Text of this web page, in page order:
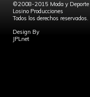
©2008-2015 Moda y Deporte
Losino Producciones
Todos los derechos reservados.
Design By
JPLnet